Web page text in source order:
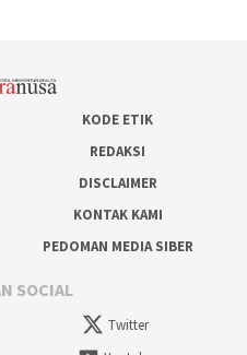
KODE ETIK
REDAKSI
DISCLAIMER
KONTAK KAMI
PEDOMAN MEDIA SIBER
SOCIAL
Twitter